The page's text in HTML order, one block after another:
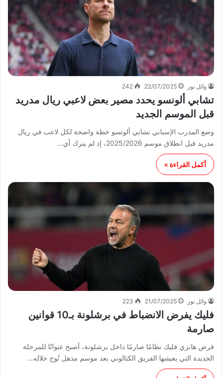
وائل نور 22/07/2025
242
تشابي ألونسو يحدد مصير بعض لاعبي ريال مدريد
قبل الموسم الجديد
وضع المدرب الإسباني تشابي ألونسو خطة واضحة لكل لاعب في ريال
مدريد قبل انطلاق موسم 2025/2026، إذ لم يترك أي…
أكمل القراءة »
وائل نور 21/07/2025
223
فليك يفرض الانضباط في برشلونة بـ10 قوانين
صارمة
فرض هانزي فليك نظامًا صارمًا داخل برشلونة، أصبح عنوانًا للمرحلة
الجديدة التي يعيشها الفريق الكتالوني بعد موسم مذهل تُوج خلاله…